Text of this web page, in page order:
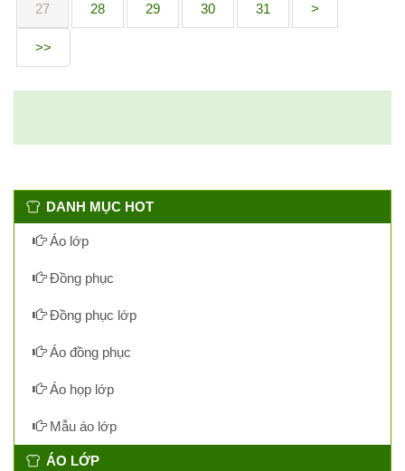
27 28 29 30 31 >
>>
DANH MỤC HOT
Áo lớp
Đồng phục
Đồng phục lớp
Áo đồng phục
Áo họp lớp
Mẫu áo lớp
ÁO LỚP